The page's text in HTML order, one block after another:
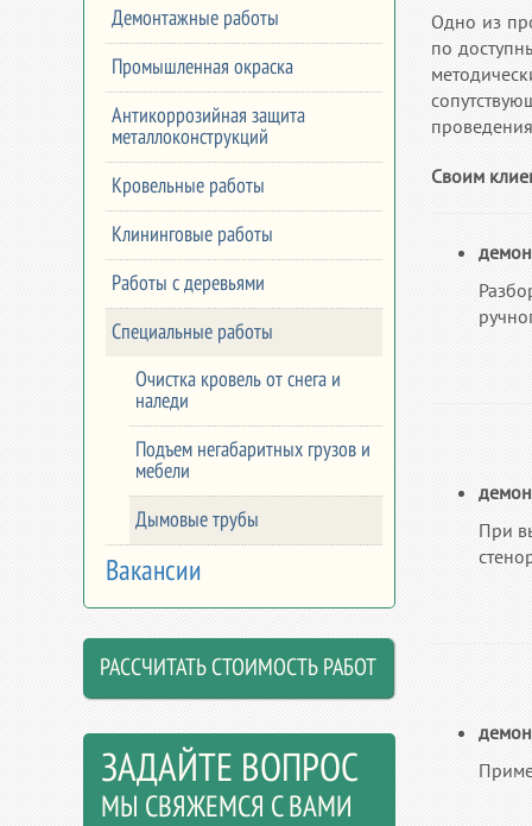
Демонтажные работы
Промышленная окраска
Антикоррозийная защита
металлоконструкций
Кровельные работы
Клининговые работы
Работы с деревьями
Специальные работы
Очистка кровель от снега и
наледи
Подъем негабаритных грузов и
мебели
Дымовые трубы
Вакансии
РАССЧИТАТЬ СТОИМОСТЬ РАБОТ
ЗАДАЙТЕ ВОПРОС
МЫ СВЯЖЕМСЯ С ВАМИ
Одно из
по
Своим
При